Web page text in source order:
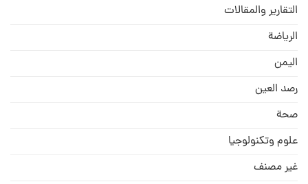
التقارير والمقالات
الریاضة
الیمن
رصد العین
صحة
علوم وتكنولوجيا
غير مصنف